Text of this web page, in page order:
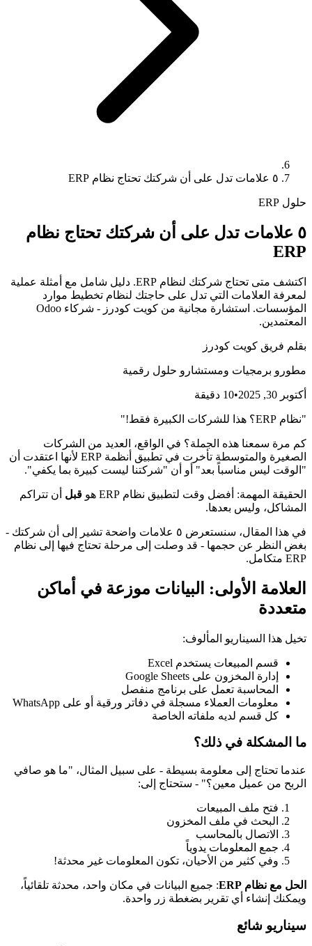
٥ علامات تدل على أن شركتك تحتاج نظام ERP
حلول ERP
٥ علامات تدل على أن شركتك تحتاج نظام
ERP
اكتشف متى تحتاج شركتك لنظام ERP. دليل شامل مع أمثلة عملية
لمعرفة العلامات التي تدل على حاجتك لنظام تخطيط موارد
المؤسسات. استشارة مجانية من كويت كودرز - شركاء Odoo
المعتمدين.
بقلم فريق كويت كودرز
مطورو برمجيات ومستشارو حلول رقمية
أكتوبر 30, 2025 •
10 دقيقة
"نظام ERP؟ هذا للشركات الكبيرة فقط!"
كم مرة سمعنا هذه الجملة؟ في الواقع، العديد من الشركات
الصغيرة والمتوسطة تأخرت في تطبيق أنظمة ERP لأنها اعتقدت أن
"الوقت ليس مناسباً بعد" أو أن "شركتنا ليست كبيرة بما يكفي".
الحقيقة المهمة: أفضل وقت لتطبيق نظام ERP هو قبل أن تتراكم
المشاكل، وليس بعدها.
في هذا المقال، سنستعرض ٥ علامات واضحة تشير إلى أن شركتك -
بغض النظر عن حجمها - قد وصلت إلى مرحلة تحتاج فيها إلى نظام
ERP متكامل.
العلامة الأولى: البيانات موزعة في أماكن
متعددة
تخيل هذا السيناريو المألوف:
قسم المبيعات يستخدم Excel
إدارة المخزون على Google Sheets
المحاسبة تعمل على برنامج منفصل
معلومات العملاء مسجلة في دفاتر ورقية أو على WhatsApp
كل قسم لديه ملفاته الخاصة
ما المشكلة في ذلك؟
عندما تحتاج إلى معلومة بسيطة - على سبيل المثال، "ما هو صافي
الربح من عميل معين؟" - ستحتاج إلى:
فتح ملف المبيعات
البحث في ملف المخزون
الاتصال بالمحاسب
جمع المعلومات يدوياً
وفي كثير من الأحيان، تكون المعلومات غير محدثة!
الحل مع نظام ERP
: جميع البيانات في مكان واحد، محدثة تلقائياً،
ويمكنك إنشاء أي تقرير بضغطة زر واحدة.
سيناريو شائع